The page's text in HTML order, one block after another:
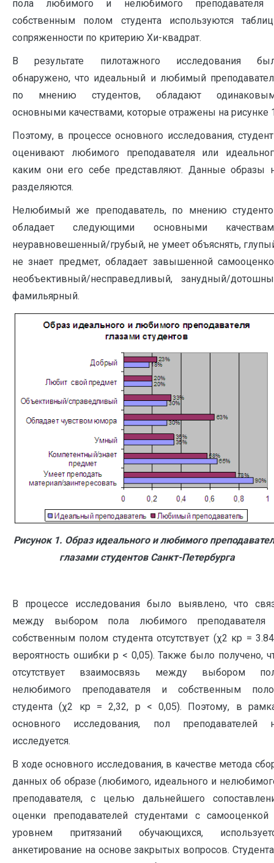
пола любимого и нелюбимого преподавателя
собственным полом студента используются
сопряженности по критерию Хи-квадрат.
В результате пилотажного исследования
обнаружено, что идеальный и любимый
по мнению студентов, обладают
основными качествами, которые отражены на рисунке
Поэтому, в процессе основного исследования,
оценивают любимого преподавателя или
каким они его себе представляют. Данные образы
разделяются.
Нелюбимый же преподаватель, по мнению
обладает следующими основными
неуравновешенный/грубый, не умеет объяснять,
не знает предмет, обладает завышенной
необъективный/несправедливый, занудный/
фамильярный.
Рисунок 1. Образ идеального и любимого
глазами студентов Санкт-Петербурга
В процессе исследования было выявлено, что
между выбором пола любимого преподавателя
собственным полом студента отсутствует (χ2 кр =
вероятность ошибки р < 0,05). Также было получено,
отсутствует взаимосвязь между выбором
нелюбимого преподавателя и собственным
студента (χ2 кр = 2,32, р < 0,05). Поэтому, в
основного исследования, пол преподавателей
исследуется.
В ходе основного исследования, в качестве метода
данных об образе (любимого, идеального и
преподавателя, с целью дальнейшего
оценки преподавателей студентами с
уровнем притязаний обучающихся,
анкетирование на основе закрытых вопросов.